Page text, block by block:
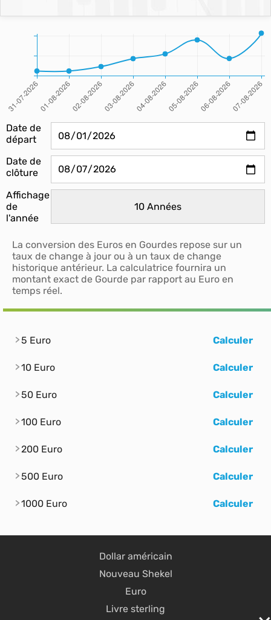
Date de
départ
Date de
clôture
Affichage
de
l'année
La conversion des Euros en Gourdes repose sur un
taux de change à jour ou à un taux de change
historique antérieur. La calculatrice fournira un
montant exact de Gourde par rapport au Euro en
temps réel.
5 Euro Calculer
10 Euro Calculer
50 Euro Calculer
100 Euro Calculer
200 Euro Calculer
500 Euro Calculer
1000 Euro Calculer
Dollar américain
Nouveau Shekel
Euro
Livre sterling